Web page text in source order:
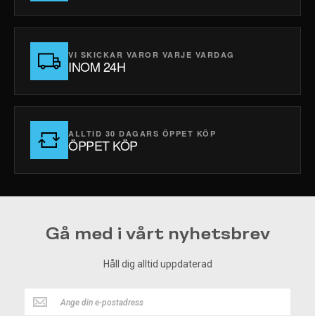
VI SKICKAR VAROR VARJE VARDAG
INOM 24H
ALLTID 30 DAGARS ÖPPET KÖP
ÖPPET KÖP
Gå med i vårt nyhetsbrev
Håll dig alltid uppdaterad
Håll
dig